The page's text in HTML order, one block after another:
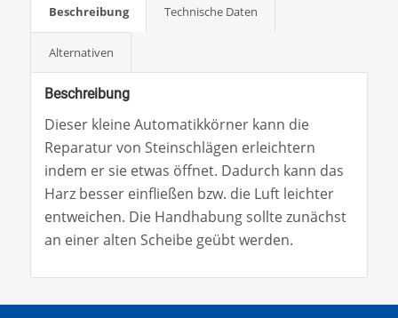
Beschreibung Technische Daten
Alternativen
Beschreibung
Dieser kleine Automatikkörner kann die
Reparatur von Steinschlägen erleichtern
indem er sie etwas öffnet. Dadurch kann das
Harz besser einfließen bzw. die Luft leichter
entweichen. Die Handhabung sollte zunächst
an einer alten Scheibe geübt werden.